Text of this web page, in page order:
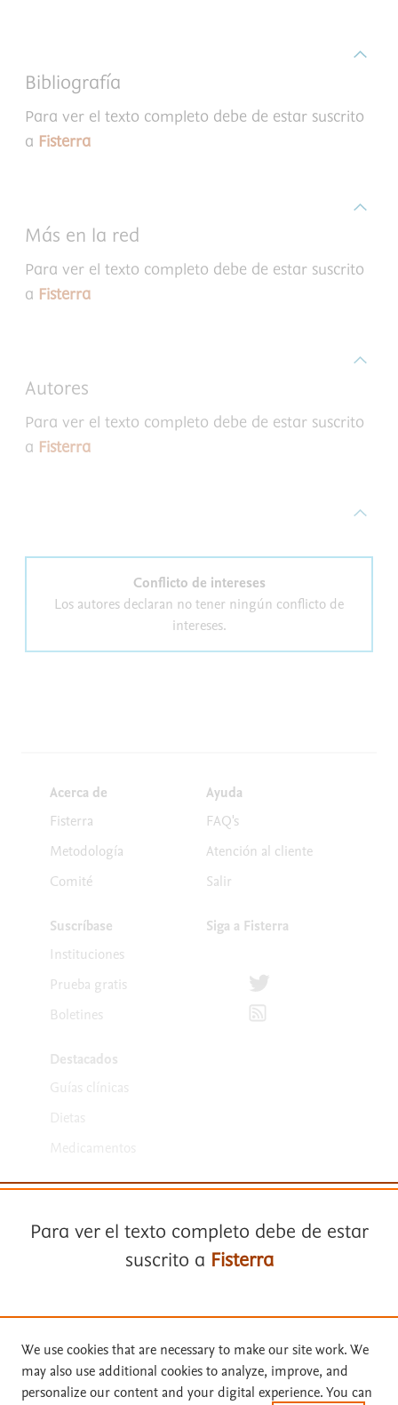
Bibliografía
Para ver el texto completo debe de estar suscrito
a Fisterra
Más en la red
Para ver el texto completo debe de estar suscrito
a Fisterra
Autores
Para ver el texto completo debe de estar suscrito
a Fisterra
Conflicto de intereses
Los autores declaran no tener ningún conflicto de
intereses.
Acerca de
Fisterra
Metodología
Comité
Suscríbase
Instituciones
Prueba gratis
Boletines
Destacados
Guías clínicas
Dietas
Ayuda
FAQ's
Atención al cliente
Salir
Siga a Fisterra
Síguenos en Twitter
Suscríbete para recibir
Términos y condiciones
Política de privacidad
Copyright ©
Elsevier España SLU, sus licenciantes y
colaboradores. Se reservan todos los derechos, incluidos los de minería
Para ver el texto completo debe de estar
suscrito a Fisterra
Solicite una prueba gratuita
We use cookies that are necessary to make our site work. We
may also use additional cookies to analyze, improve, and
personalize our content and your digital experience. You can